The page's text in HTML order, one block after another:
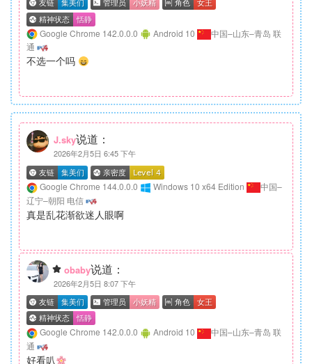
Google Chrome 142.0.0.0 Android 10
中国–山东–青岛 联
通
不选一个吗
J.sky说道：
2026年2月5日 6:45 下午
Google Chrome 144.0.0.0 Windows 10 x64 Edition
中国–
辽宁–朝阳 电信
真是乱花渐欲迷人眼啊
obaby说道：
2026年2月5日 8:07 下午
Google Chrome 142.0.0.0 Android 10
中国–山东–青岛 联
通
好看叭